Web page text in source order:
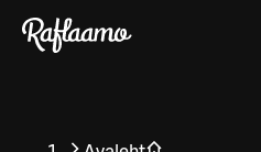
Liigu peamise sisu juurde